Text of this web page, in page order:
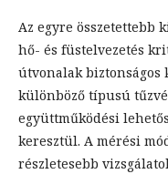
Az egyre összetettebb
hő- és füstelvezetés
útvonalak biztonságos
különböző típusú
együttműködési
keresztül. A mérési
részletesebb